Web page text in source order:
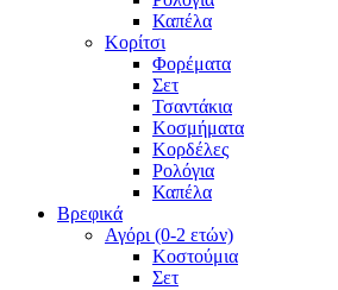
Καπέλα
Κορίτσι
Φορέματα
Σετ
Τσαντάκια
Κοσμήματα
Κορδέλες
Ρολόγια
Καπέλα
Βρεφικά
Αγόρι (0-2 ετών)
Κοστούμια
Σετ